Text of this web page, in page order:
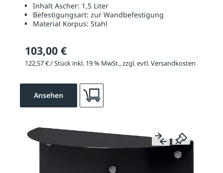
Inhalt Ascher: 1,5 Liter
Befestigungsart: zur Wandbefestigung
Material Korpus: Stahl
103,00 €
122,57 € / Stück inkl. 19 % MwSt., zzgl. evtl. Versandkosten
Ansehen